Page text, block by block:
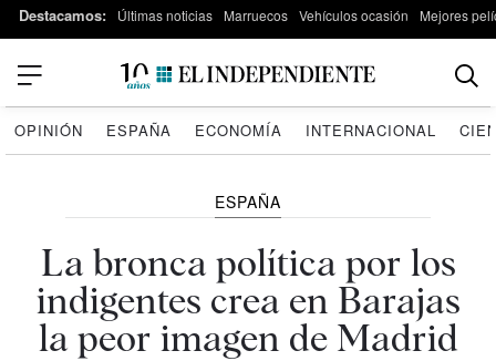
Destacamos: Últimas noticias Marruecos Vehículos ocasión Mejores
OPINIÓN ESPAÑA ECONOMÍA INTERNACIONAL
ESPAÑA
La bronca política por los
indigentes crea en Barajas
la peor imagen de Madrid